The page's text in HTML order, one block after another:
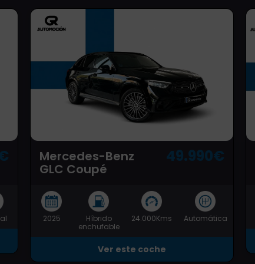
Mercedes-Benz
GLC Coupé
49.990€
2025
Híbrido
enchufable
24.000Kms Automática
Ver este coche